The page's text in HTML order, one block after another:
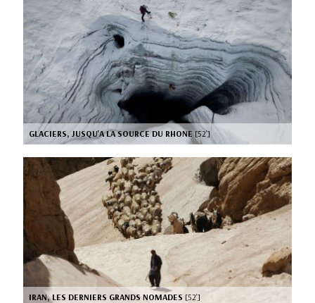
GLACIERS, JUSQU'A LA SOURCE DU RHONE [52’]
IRAN, LES DERNIERS GRANDS NOMADES [52’]